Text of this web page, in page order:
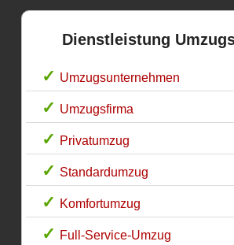
Dienstleistung
Umzugsunternehmen
Umzugsfirma
Privatumzug
Standardumzug
Komfortumzug
Full-Service-Umzug